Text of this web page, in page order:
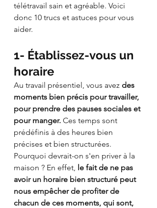
télétravail sain et agréable. Voici
donc 10 trucs et astuces pour vous
aider.
1- Établissez-vous un
horaire
Au travail présentiel, vous avez des
moments bien précis pour travailler,
pour prendre des pauses sociales et
pour manger. Ces temps sont
prédéfinis à des heures bien
précises et bien structurées.
Pourquoi devrait-on s'en priver à la
maison ? En effet, le fait de ne pas
avoir un horaire bien structuré peut
nous empêcher de profiter de
chacun de ces moments, qui sont,